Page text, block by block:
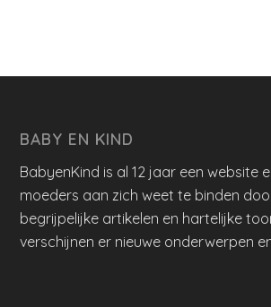
BABY EN KIND
BabyenKind is al 12 jaar een website
moeders aan zich weet te binden
begrijpelijke artikelen en hartelijke
verschijnen er nieuwe onderwerpen